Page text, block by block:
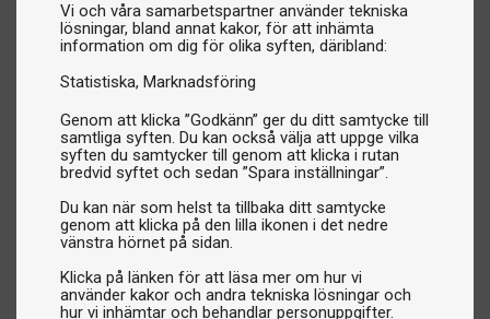
Vi och våra samarbetspartner använder tekniska
lösningar, bland annat kakor, för att inhämta
information om dig för olika syften, däribland:
Statistiska Marknadsföring
Genom att klicka ”Godkänn” ger du ditt samtycke till
samtliga syften. Du kan också välja att uppge vilka
syften du samtycker till genom att klicka i rutan
bredvid syftet och sedan ”Spara inställningar”.
Du kan när som helst ta tillbaka ditt samtycke
genom att klicka på den lilla ikonen i det nedre
vänstra hörnet på sidan.
Klicka på länken för att läsa mer om hur vi
använder kakor och andra tekniska lösningar och